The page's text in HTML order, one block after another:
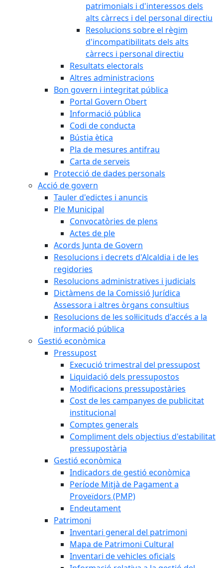
patrimonials i d'interessos dels
alts càrrecs i del personal directiu
Resolucions sobre el règim
d'incompatibilitats dels alts
càrrecs i personal directiu
Resultats electorals
Altres administracions
Bon govern i integritat pública
Portal Govern Obert
Informació pública
Codi de conducta
Bústia ètica
Pla de mesures antifrau
Carta de serveis
Protecció de dades personals
Acció de govern
Tauler d'edictes i anuncis
Ple Municipal
Convocatòries de plens
Actes de ple
Acords Junta de Govern
Resolucions i decrets d'Alcaldia i de les
regidories
Resolucions administratives i judicials
Dictàmens de la Comissió Jurídica
Assessora i altres òrgans consultius
Resolucions de les sol·licituds d'accés a la
informació pública
Gestió econòmica
Pressupost
Execució trimestral del pressupost
Liquidació dels pressupostos
Modificacions pressupostàries
Cost de les campanyes de publicitat
institucional
Comptes generals
Compliment dels objectius d'estabilitat
pressupostària
Gestió econòmica
Indicadors de gestió econòmica
Període Mitjà de Pagament a
Proveïdors (PMP)
Endeutament
Patrimoni
Inventari general del patrimoni
Mapa de Patrimoni Cultural
Inventari de vehicles oficials